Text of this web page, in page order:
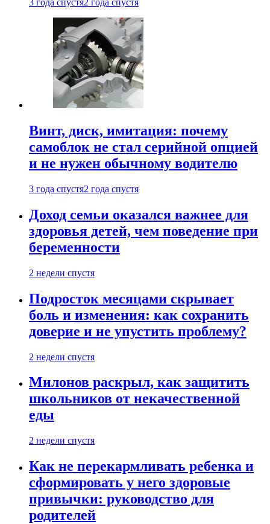
3 года спустя2 года спустя
Винт, диск, имитация: почему
самоблок не стал серийной опцией
и не нужен обычному водителю
3 года спустя2 года спустя
Доход семьи оказался важнее для
здоровья детей, чем поведение при
беременности
2 недели спустя
Подросток месяцами скрывает
боль и изменения: как сохранить
доверие и не упустить проблему?
2 недели спустя
Милонов раскрыл, как защитить
школьников от некачественной
еды
2 недели спустя
Как не перекармливать ребенка и
сформировать у него здоровые
привычки: руководство для
родителей